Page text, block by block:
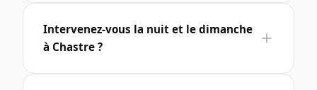
Intervenez-vous la nuit et le dimanche
à Chastre ?